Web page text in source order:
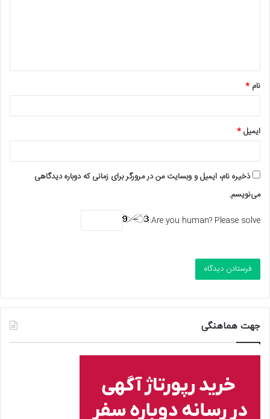
*
نام *
ایمیل*
ذخیره نام، ایمیل و وبسایت من در مرورگر برای زمانی که دوباره دیدگاهی
می‌نویسم.
Are you human? Please solve:
جهت هماهنگی